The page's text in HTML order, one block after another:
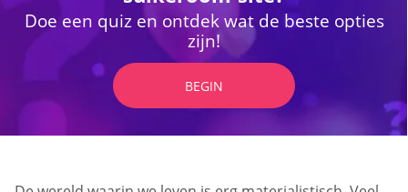
Doe een quiz en ontdek wat de beste opties
zijn!
BEGIN